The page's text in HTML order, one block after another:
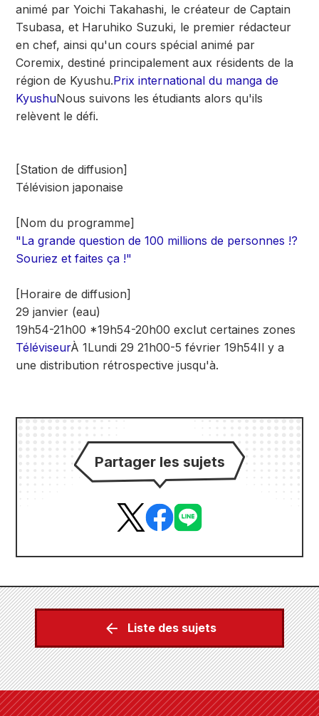
animé par Yoichi Takahashi, le créateur de Captain
Tsubasa, et Haruhiko Suzuki, le premier rédacteur
en chef, ainsi qu'un cours spécial animé par
Coremix, destiné principalement aux résidents de la
région de Kyushu.Prix international du manga de
KyushuNous suivons les étudiants alors qu'ils
relèvent le défi.
[Station de diffusion]
Télévision japonaise
[Nom du programme]
"La grande question de 100 millions de personnes !?
Souriez et faites ça !"
[Horaire de diffusion]
29 janvier (eau)
19h54-21h00 *19h54-20h00 exclut certaines zones
TéléviseurÀ 1Lundi 29 21h00-5 février 19h54Il y a
une distribution rétrospective jusqu'à.
Partager les sujets
Liste des sujets